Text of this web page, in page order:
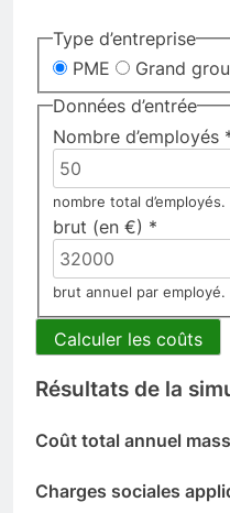
Type d’entreprise
PME
Grand
Petite ou moyenne
Grande entreprise
Données d’entrée
Nombre d’employés
nombre total d’employés.
brut (en €) *
brut annuel par employé.
Calculer les coûts
Résultats de la
Coût total annuel
Charges sociales